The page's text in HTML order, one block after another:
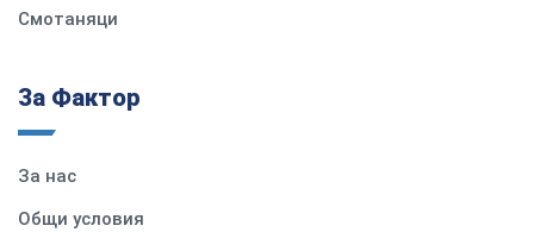
Смотаняци
За Фактор
За нас
Общи условия